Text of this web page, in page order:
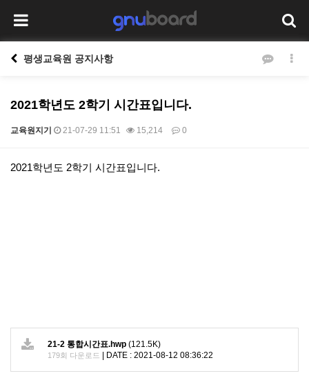
평생교육원 공지사항
2021학년도 2학기 시간표입니다.
교육원지기 21-07-29 11:51 15,214 0
본문
2021학년도 2학기 시간표입니다.
21-2 통합시간표.hwp (121.5K)
179회 다운로드 DATE : 2021-08-12 08:36:22